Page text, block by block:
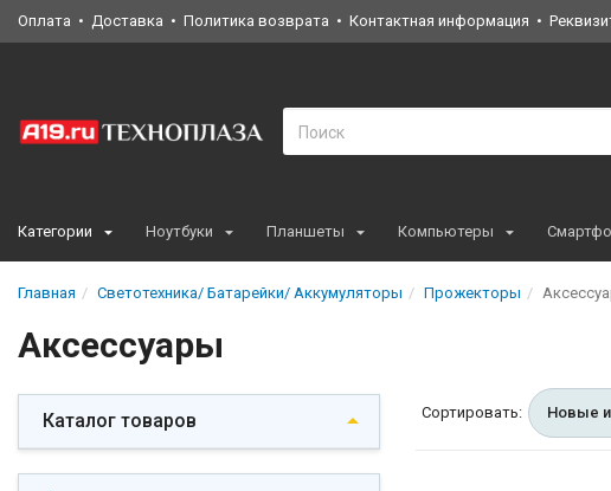
Оплата Доставка Политика возврата Контактная информация
Категории Ноутбуки Планшеты Компьютеры
Главная Светотехника/ Батарейки/ Аккумуляторы Прожекторы
Аксессуары
Каталог товаров Сортировать: Новые